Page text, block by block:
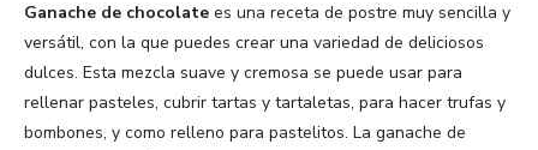
Ganache de chocolate es una receta de postre muy sencilla y
versátil, con la que puedes crear una variedad de deliciosos
dulces. Esta mezcla suave y cremosa se puede usar para
rellenar pasteles, cubrir tartas y tartaletas, para hacer trufas y
bombones, y como relleno para pastelitos. La ganache de